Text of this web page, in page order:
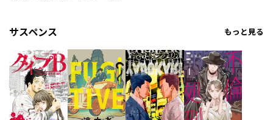
サスペンス もっと見る